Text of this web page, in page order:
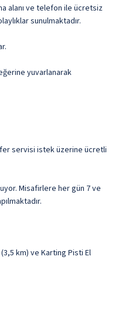
alanı ve telefon ile ücretsiz
sunulmaktadır.
yuvarlanarak
servisi istek üzerine ücretli
Misafirlere her gün 7 ve
km) ve Karting Pisti El